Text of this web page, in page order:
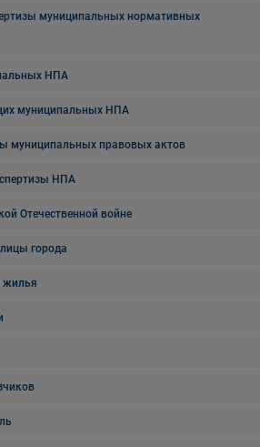
муниципальных нормативных
НПА
муниципальных НПА
муниципальных правовых актов
НПА
Отечественной войне
города
жилья